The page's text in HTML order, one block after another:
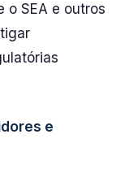
o SEA e outros
e